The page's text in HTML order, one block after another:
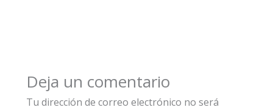
Deja un comentario
Tu dirección de correo electrónico no será